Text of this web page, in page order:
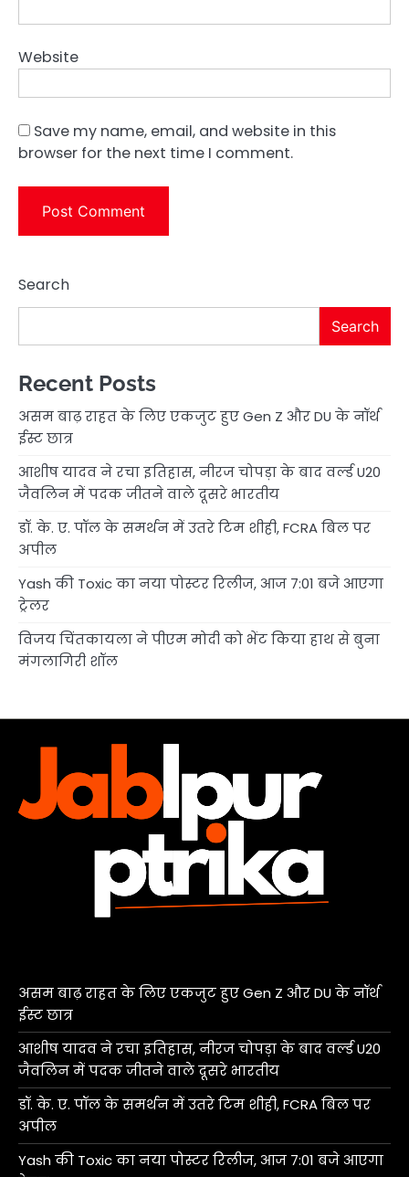
Website
Save my name, email, and website in this
browser for the next time I comment.
Search
Search
Recent Posts
असम बाढ़ राहत के लिए एकजुट हुए Gen Z और DU के नॉर्थ
ईस्ट छात्र
आशीष यादव ने रचा इतिहास, नीरज चोपड़ा के बाद वर्ल्ड U20
जैवलिन में पदक जीतने वाले दूसरे भारतीय
डॉ. के. ए. पॉल के समर्थन में उतरे टिम शीही, FCRA बिल पर
अपील
Yash की Toxic का नया पोस्टर रिलीज, आज 7:01 बजे आएगा
ट्रेलर
विजय चिंतकायला ने पीएम मोदी को भेंट किया हाथ से बुना
मंगलागिरी शॉल
असम बाढ़ राहत के लिए एकजुट हुए Gen Z और DU के नॉर्थ
ईस्ट छात्र
आशीष यादव ने रचा इतिहास, नीरज चोपड़ा के बाद वर्ल्ड U20
जैवलिन में पदक जीतने वाले दूसरे भारतीय
डॉ. के. ए. पॉल के समर्थन में उतरे टिम शीही, FCRA बिल पर
अपील
Yash की Toxic का नया पोस्टर रिलीज, आज 7:01 बजे आएगा